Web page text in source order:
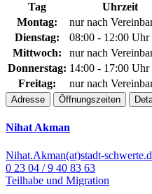
Tag
Uhrzeit
Montag:
nur nach
Dienstag:
08:00 - 12:00 Uhr
Mittwoch:
nur nach
Donnerstag: 14:00 - 17:00 Uhr
Freitag:
nur nach
Adresse Öffnungszeiten
Nihat Akman
Nihat.Akman(at)stadt-
0 23 04 / 9 40 83 63
Teilhabe und Migration